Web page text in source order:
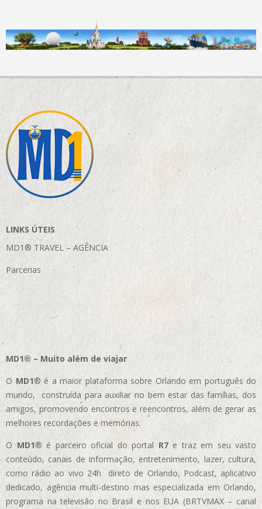
LINKS ÚTEIS
MD1® TRAVEL – AGÊNCIA
Parcerias
MD1® – Muito além de viajar
O MD1® é a maior plataforma sobre Orlando em português do
mundo, construída para auxiliar no bem estar das famílias, dos
amigos, promovendo encontros e reencontros, além de gerar as
melhores recordações e memórias.
OMD1® é parceiro oficial do portal R7e traz em seu vasto
conteúdo, canais de informação, entretenimento, lazer, cultura,
como rádio ao vivo 24h direto de Orlando, Podcast, aplicativo
dedicado, agência multi-destino mas especializada em Orlando,
programa na televisão no Brasil e nos EUA (BRTVMAX – canal